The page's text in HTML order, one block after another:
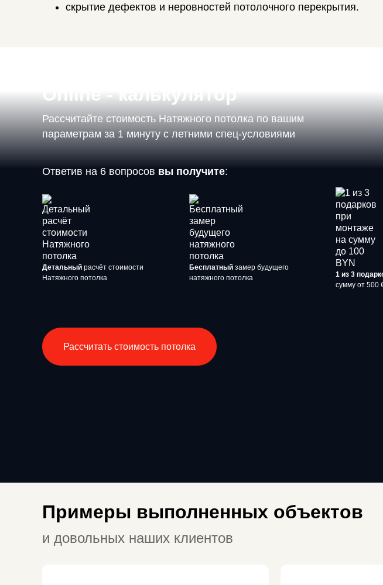
скрытие дефектов и неровностей потолочного перекрытия.
Online - калькулятор
Рассчитайте стоимость Натяжного потолка по вашим
параметрам за 1 минуту с летними спец-условиями
Ответив на 6 вопросов вы получите:
Детальный расчёт стоимости
Натяжного потолка
Бесплатныйзамер будущего
натяжного потолка
1 из 3
сумму от 500
Рассчитать стоимость потолка
Примеры выполненных объектов
и довольных наших клиентов